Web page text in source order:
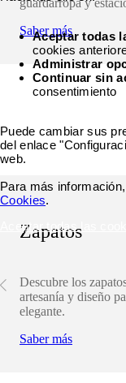
Saber más
Zapatos
Descubre los
artesanía y diseño
elegante.
Saber más
Aceptar todas
cookies
Administrar
Continuar sin
consentimiento
Puede cambiar sus
del enlace
web.
Para más
Cookies.
Aceptar todas las